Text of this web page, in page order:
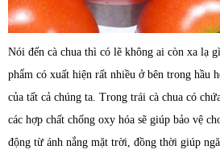
Nói đến cà chua thì có lẽ không ai còn xa lạ
phẩm có xuất hiện rất nhiều ở bên trong hầu
của tất cả chúng ta. Trong trái cà chua có
các hợp chất chống oxy hóa sẽ giúp bảo vệ
động từ ánh nắng mặt trời, đồng thời giúp